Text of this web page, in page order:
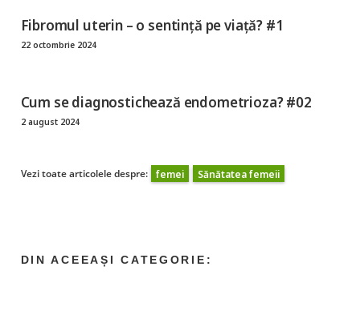
Fibromul uterin – o sentință pe viață? #1
22 octombrie 2024
Cum se diagnostichează endometrioza? #02
2 august 2024
Vezi toate articolele despre: femei Sănătatea femeii